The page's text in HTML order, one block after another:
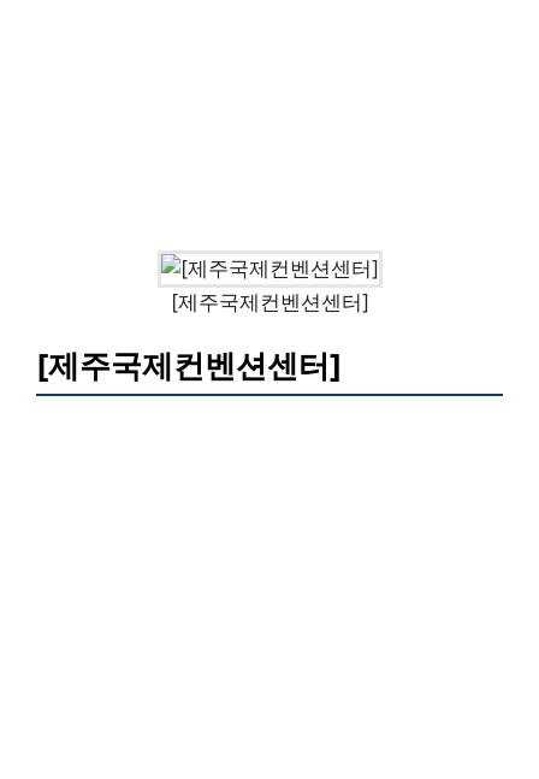
[제주국제컨벤션센터]
[제주국제컨벤션센터]